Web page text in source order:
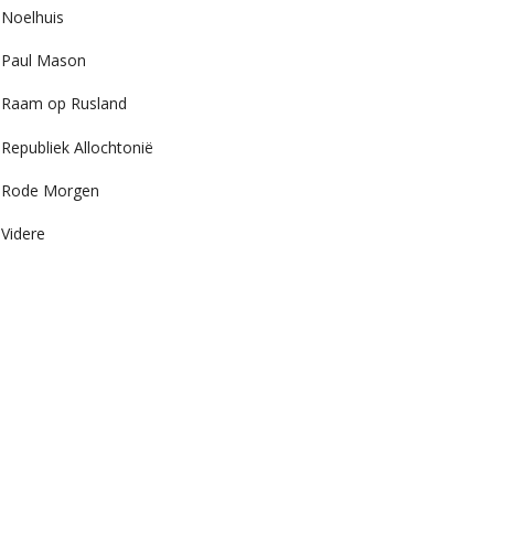
Noelhuis
Paul Mason
Raam op Rusland
Republiek Allochtonië
Rode Morgen
Videre